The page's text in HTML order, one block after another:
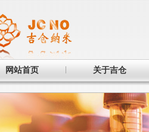
网站首页 关于吉仓